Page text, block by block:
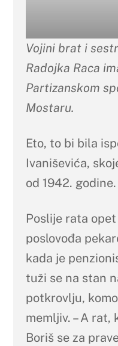
Vojini brat i
Radojka Raca
Partizanskom
Mostaru.
Eto, to bi bila
Ivaniševića,
od 1942. godine.
Poslije rata
poslovođa
kada je
tuži se na stan
potkrovlju,
memljiv. – A rat,
Boriš se za